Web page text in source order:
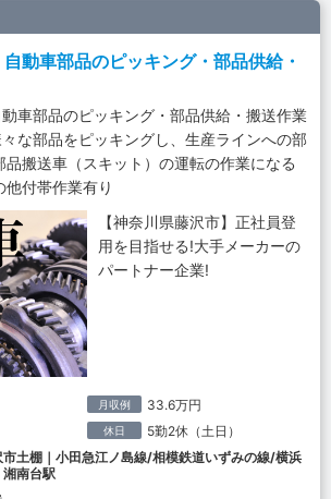
自動車部品のピッキング・部品供給・
動車部品のピッキング・部品供給・搬送作業
な部品をピッキングし、生産ラインへの部
搬送車（スキット）の運転の作業になる
付帯作業有り
【神奈川県藤沢市】正社員登
用を目指せる!大手メーカーの
パートナー企業!
月収例 33.6万円
休日 5勤2休（土日）
土棚｜小田急江ノ島線/相模鉄道いずみの線/横浜
南台駅